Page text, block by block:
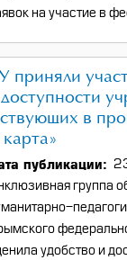
на участие в
приняли
в
публикации
группа
удобство и